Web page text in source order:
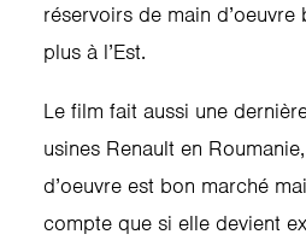
réservoirs de main
plus à l’Est.
Le film fait aussi une
usines Renault en
d’oeuvre est bon marché
compte que si elle devient